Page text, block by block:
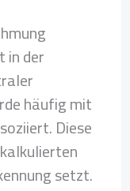
in der
häufig mit
Diese
setzt.